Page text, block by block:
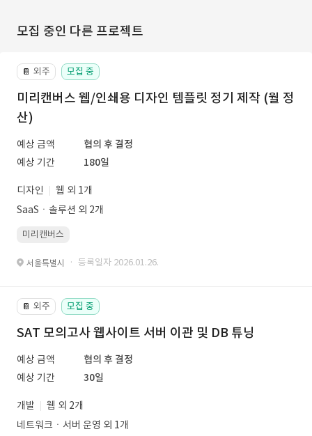
모집 중인 다른 프로젝트
📔 외주 모집 중
미리캔버스 웹/인쇄용 디자인 템플릿 정기 제작 (월 정
산)
예상 금액
협의 후 결정
예상 기간
180일
디자인
웹 외 1개
SaaSㆍ솔루션 외 2개
미리캔버스
서울특별시 · 등록일자 2026.01.26.
📔 외주 모집 중
SAT 모의고사 웹사이트 서버 이관 및 DB 튜닝
예상 금액
협의 후 결정
예상 기간
30일
개발
웹 외 2개
네트워크ㆍ서버 운영 외 1개